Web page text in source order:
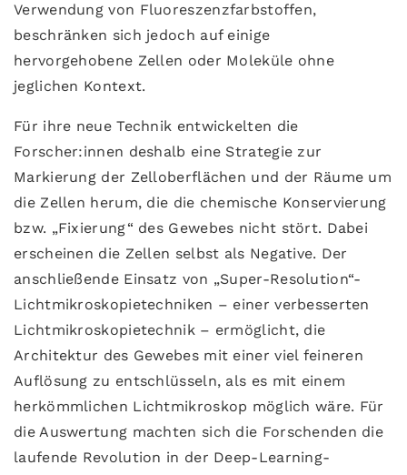
Verwendung von Fluoreszenzfarbstoffen,
beschränken sich jedoch auf einige
hervorgehobene Zellen oder Moleküle ohne
jeglichen Kontext.
Für ihre neue Technik entwickelten die
Forscher:innen deshalb eine Strategie zur
Markierung der Zelloberflächen und der Räume um
die Zellen herum, die die chemische Konservierung
bzw. „Fixierung“ des Gewebes nicht stört. Dabei
erscheinen die Zellen selbst als Negative. Der
anschließende Einsatz von „Super-Resolution“-
Lichtmikroskopietechniken – einer verbesserten
Lichtmikroskopietechnik – ermöglicht, die
Architektur des Gewebes mit einer viel feineren
Auflösung zu entschlüsseln, als es mit einem
herkömmlichen Lichtmikroskop möglich wäre. Für
die Auswertung machten sich die Forschenden die
laufende Revolution in der Deep-Learning-